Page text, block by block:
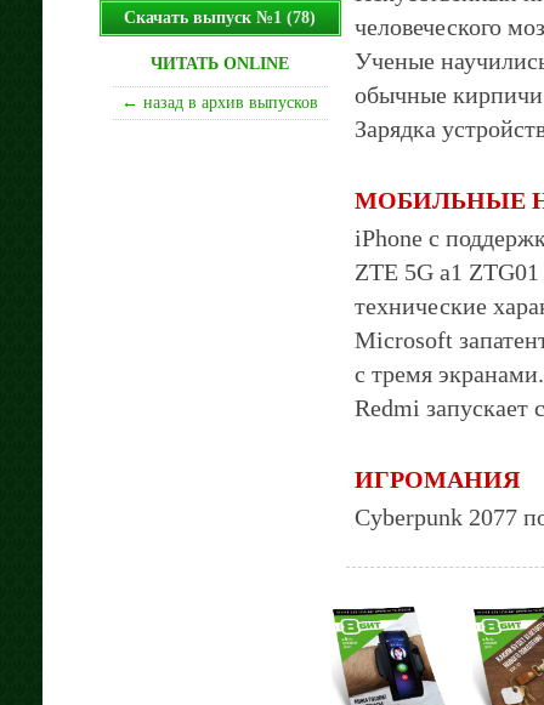
Скачать выпуск №1 (78)
ЧИТАТЬ ONLINE
← назад в архив выпусков
человеческого
Ученые
обычные кирпичи
Зарядка
МОБИЛЬНЫЕ
iPhone с
ZTE 5G a1
технические
Microsoft
с тремя
Redmi запускает
ИГРОМАНИЯ
Cyberpunk 2077